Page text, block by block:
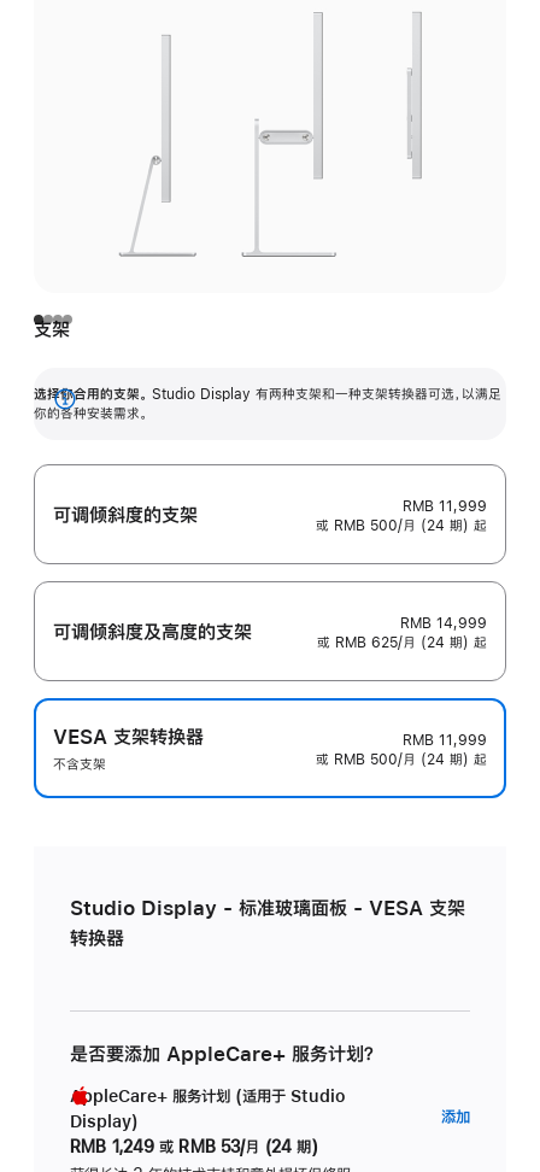
支架
选择你合用的支架。 Studio Display 有两种支架和一种支架转换器可选，以满足
你的各种安装需求。
展
可调倾斜度的支架
RMB 11,999
或 RMB 500/月 (24 期) 起
可调倾斜度及高‍度的支‍架
RMB 14,999
或 RMB 625/月 (24 期) 起
VESA 支架转换器
不含支架
RMB 11,999
或 RMB 500/月 (24 期) 起
Studio Display - 标准玻璃面板 - VESA 支架
转换器
是否要添加 AppleCare+ 服务计划？
AppleCare+ 服务计划 (适用于 Studio
Display)
RMB 1,249 或 RMB 53/月 (24 期)
添加